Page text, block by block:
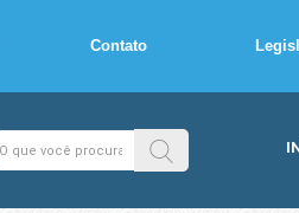
Contato